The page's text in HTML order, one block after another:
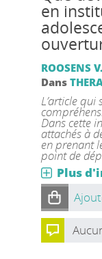
en
ROOSENS V.
Dans
L’article
Dans cette
attachés à
en prenant
point de
Plus